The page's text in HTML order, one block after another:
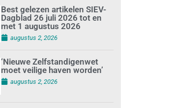
Best gelezen artikelen SIEV-
Dagblad 26 juli 2026 tot en
met 1 augustus 2026
augustus 2, 2026
‘Nieuwe Zelfstandigenwet
moet veilige haven worden’
augustus 2, 2026